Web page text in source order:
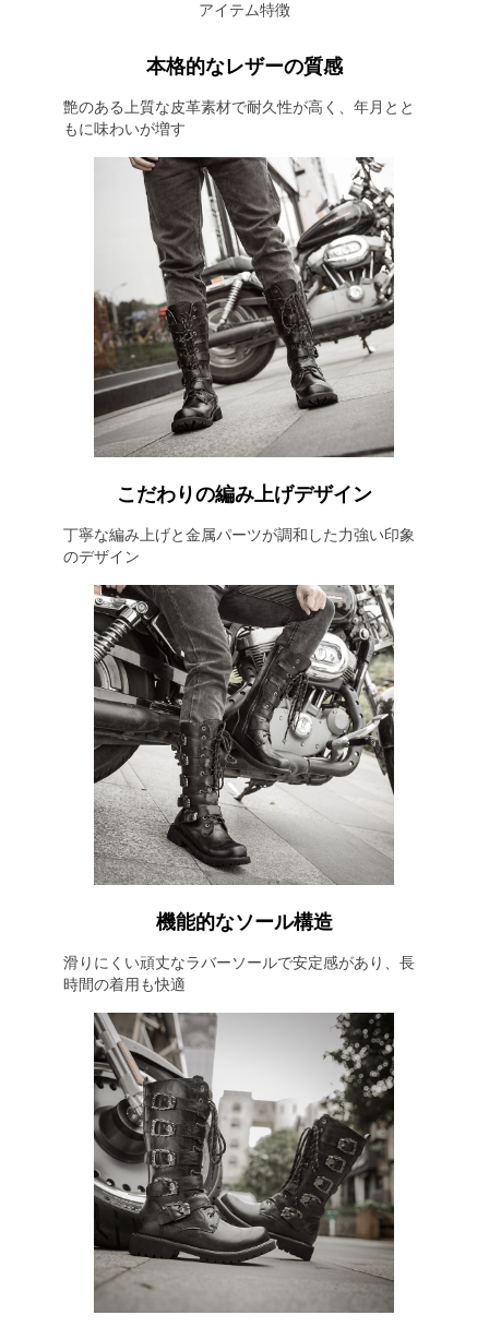
アイテム特徴
本格的なレザーの質感
艶のある上質な皮革素材で耐久性が高く、年月とと
もに味わいが増す
こだわりの編み上げデザイン
丁寧な編み上げと金属パーツが調和した力強い印象
のデザイン
機能的なソール構造
滑りにくい頑丈なラバーソールで安定感があり、長
時間の着用も快適